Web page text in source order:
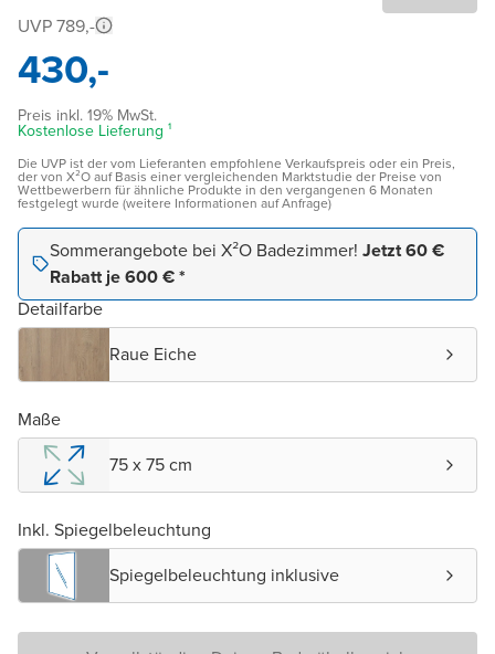
UVP 789,-
430,-
Preis inkl. 19% MwSt.
Kostenlose Lieferung ¹
Die UVP ist der vom Lieferanten empfohlene Verkaufspreis oder ein Preis,
der von X²O auf Basis einer vergleichenden Marktstudie der Preise von
Wettbewerbern für ähnliche Produkte in den vergangenen 6 Monaten
festgelegt wurde (weitere Informationen auf Anfrage)
Sommerangebote bei X²O Badezimmer! Jetzt 60 €
Rabatt je 600 € *
Detailfarbe
Raue Eiche
Maße
75 x 75 cm
Inkl. Spiegelbeleuchtung
Spiegelbeleuchtung inklusive